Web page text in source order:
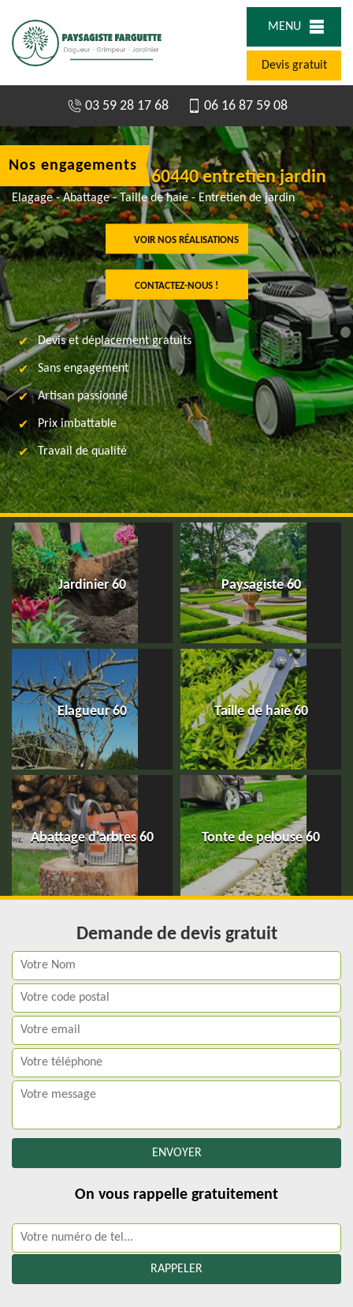
MENU
Devis gratuit
03 59 28 17 68 06 16 87 59 08
Jardinier à Ognes 60440 entretien jardin
Elagage - Abattage - Taille de haie - Entretien de jardin
VOIR NOS RÉALISATIONS
CONTACTEZ-NOUS !
Nos engagements
Devis et déplacement gratuits
Sans engagement
Artisan passionné
Prix imbattable
Travail de qualité
Jardinier 60 Paysagiste 60
Elagueur 60 Taille de haie 60
Abattage d'arbres 60 Tonte de pelouse 60
Demande de devis gratuit
On vous rappelle gratuitement